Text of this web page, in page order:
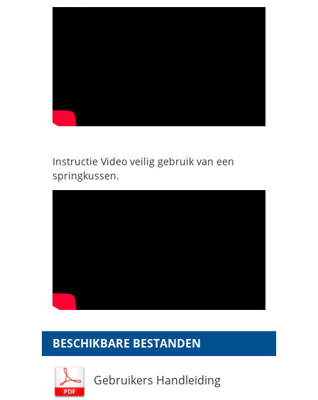
Instructie Video veilig gebruik van een
springkussen.
BESCHIKBARE BESTANDEN
Gebruikers Handleiding